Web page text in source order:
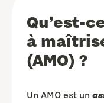
Qu’est-
à
(AMO) ?
Un AMO est un